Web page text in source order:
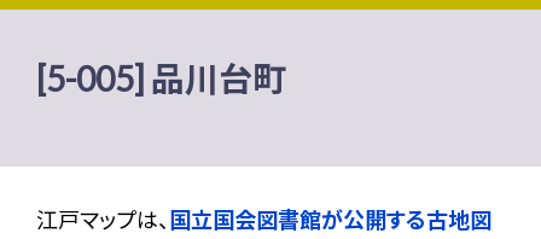
[5-005] 品川台町
江戸マップは、 国立国会図書館が公開する古地図